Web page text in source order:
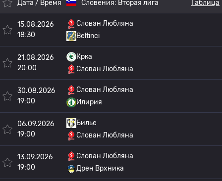
Дата / Время Словения: Вторая лига Таблица
15.08.2026
18:30
Слован Любляна
Beltinci
21.08.2026
20:00
Крка
Слован Любляна
30.08.2026
19:00
Слован Любляна
Илирия
06.09.2026
19:00
Билье
Слован Любляна
13.09.2026
19:00
Слован Любляна
Дрен Врхника